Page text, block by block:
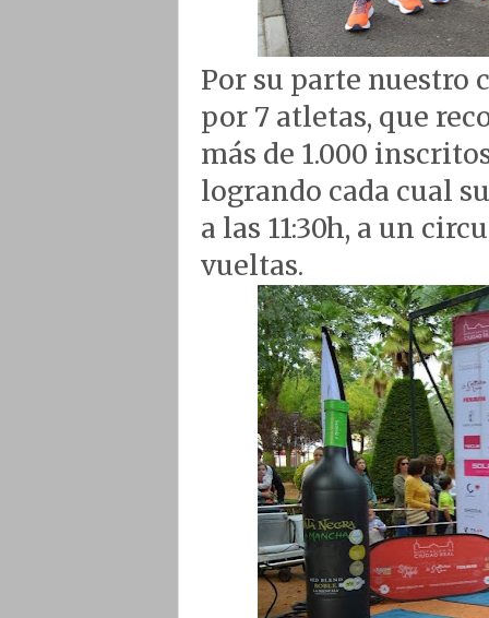
Por su parte nuestro
por 7 atletas, que
más de 1.000
logrando cada cual
a las 11:30h, a un
vueltas.